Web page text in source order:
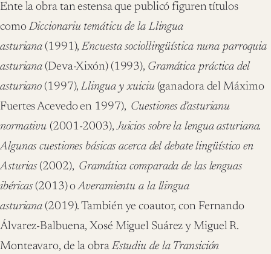
Ente la obra tan estensa que publicó figuren títulos
comoDiccionariu temáticu de la Llingua
asturiana (1991),Encuesta sociollingüística nuna parroquia
asturiana (Deva-Xixón) (1993), Gramática práctica del
asturiano (1997),Llingua y xuiciu(ganadora del Máximo
Fuertes Acevedo en 1997), Cuestiones d’asturianu
normativu (2001-2003),Juicios sobre la lengua asturiana.
Algunas cuestiones básicas acerca del debate lingüístico en
Asturias(2002), Gramática comparada de las lenguas
ibéricas(2013) oAveramientu a la llingua
asturiana (2019). También ye coautor, con Fernando
Álvarez-Balbuena, Xosé Miguel Suárez y Miguel R.
Monteavaro, de la obraEstudiu de la Transición